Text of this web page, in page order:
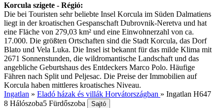
Korcula szigete - Régió:
Die bei Touristen sehr beliebte Insel Korcula im Süden Dalmatiens
liegt in der kroatischen Gespanschaft Dubrovnik-Neretva und hat
eine Fläche von 279,03 km² und eine Einwohnerzahl von ca.
17.000. Die größten Ortschaften sind die Stadt Korcula, das Dorf
Blato und Vela Luka. Die Insel ist bekannt für das milde Klima mit
2671 Sonnenstunden, die wildromantische Landschaft und das
angebliche Geburtshaus des Entdeckers Marco Polo. Häufige
Fähren nach Split und Peljesac. Die Preise der Immobilien auf
Korcula haben mittleres kroatisches Niveau.
Ingatlan » Eladó házak és villák Horvátországban » Ingatlan H647
8 Hálószoba5 Fürdőszoba Sajtó